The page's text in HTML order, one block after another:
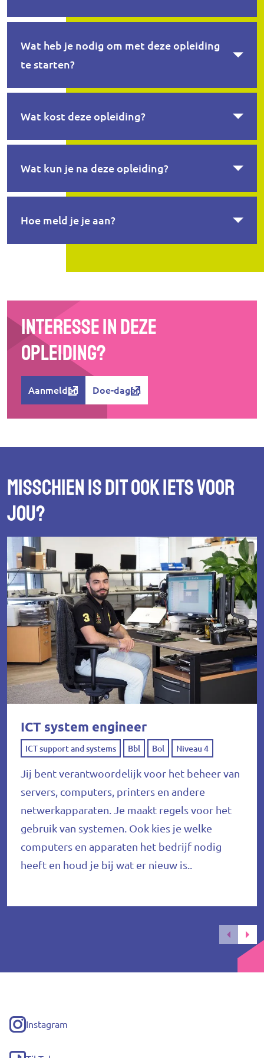
Wat heb je nodig om met deze opleiding
te starten?
Wat kost deze opleiding?
Wat kun je na deze opleiding?
Hoe meld je je aan?
Interesse in deze
opleiding?
Aanmelden Doe-dagen
Misschien is dit ook iets voor
jou?
ICT system engineer
ICT support and systems Bbl Bol Niveau 4
Jij bent verantwoordelijk voor het beheer van
servers, computers, printers en andere
netwerkapparaten. Je maakt regels voor het
gebruik van systemen. Ook kies je welke
computers en apparaten het bedrijf nodig
heeft en houd je bij wat er nieuw is..
Instagram
(externe
link)